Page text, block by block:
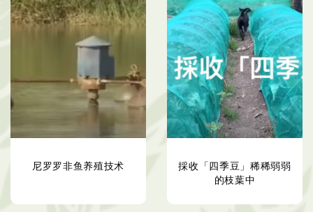
尼罗罗非鱼养殖技术
採收「四季豆」稀稀弱弱
的枝葉中